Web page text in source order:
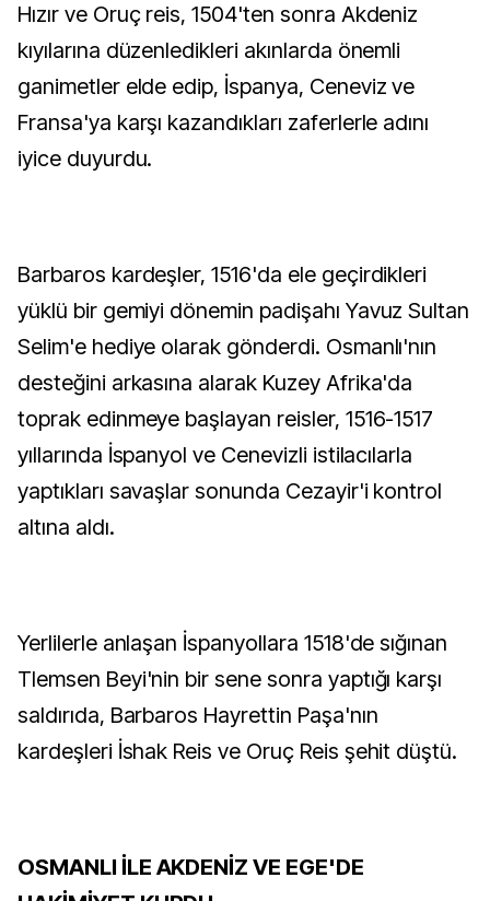
Hızır ve Oruç reis, 1504'ten sonra Akdeniz
kıyılarına düzenledikleri akınlarda önemli
ganimetler elde edip, İspanya, Ceneviz ve
Fransa'ya karşı kazandıkları zaferlerle adını
iyice duyurdu.
Barbaros kardeşler, 1516'da ele geçirdikleri
yüklü bir gemiyi dönemin padişahı Yavuz Sultan
Selim'e hediye olarak gönderdi. Osmanlı'nın
desteğini arkasına alarak Kuzey Afrika'da
toprak edinmeye başlayan reisler, 1516-1517
yıllarında İspanyol ve Cenevizli istilacılarla
yaptıkları savaşlar sonunda Cezayir'i kontrol
altına aldı.
Yerlilerle anlaşan İspanyollara 1518'de sığınan
Tlemsen Beyi'nin bir sene sonra yaptığı karşı
saldırıda, Barbaros Hayrettin Paşa'nın
kardeşleri İshak Reis ve Oruç Reis şehit düştü.
OSMANLI İLE AKDENİZ VE EGE'DE